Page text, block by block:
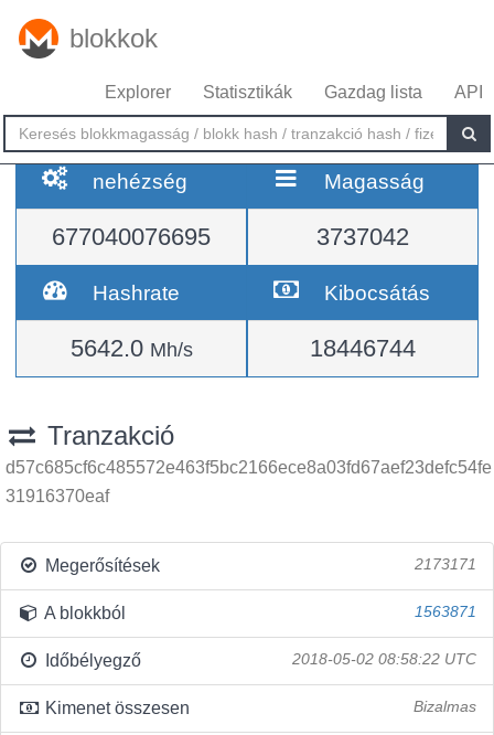
blokkok
Explorer Statisztikák Gazdag lista API
nehézség
677040076695
Magasság
3737042
Hashrate
5642.0 Mh/s
Kibocsátás
18446744
Tranzakció
d57c685cf6c485572e463f5bc2166ece8a03fd67aef23defc54fe
31916370eaf
Megerősítések 2173171
A blokkból 1563871
Időbélyegző 2018-05-02 08:58:22 UTC
Kimenet összesen Bizalmas